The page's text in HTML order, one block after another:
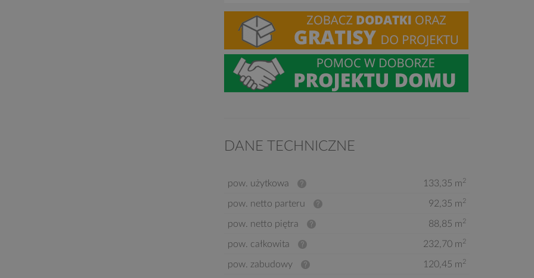
DANE TECHNICZNE
pow. użytkowa 133,35 m2
pow. netto parteru 92,35 m2
pow. netto piętra 88,85 m2
pow. całkowita 232,70 m2
pow. zabudowy 120,45 m2